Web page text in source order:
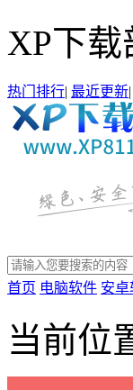
XP下
热门排行| 最近更新|
首页 电脑软件 安卓
当前位